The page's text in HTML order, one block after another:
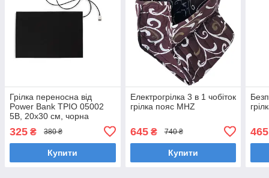
Грілка переносна від
Power Bank ТРІО 05002
5В, 20х30 см, чорна
325 ₴ 380 ₴
Купити
Електрогрілка 3 в 1 чобіток
грілка пояс MHZ
645₴ 740 ₴
Купити
465